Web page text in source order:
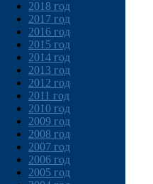
2018 год
2017 год
2016 год
2015 год
2014 год
2013 год
2012 год
2011 год
2010 год
2009 год
2008 год
2007 год
2006 год
2005 год